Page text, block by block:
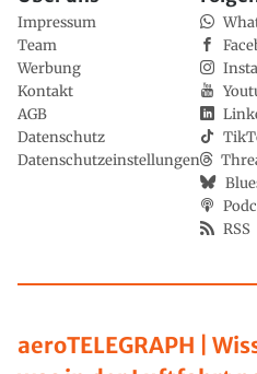
aeroTELEGRAPH |
Impressum
Team
Werbung
Kontakt
AGB
Datenschutz
Datenschutzeinstellungen
RSS